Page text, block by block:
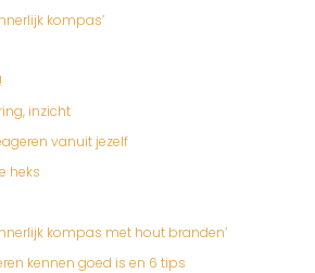
kompas’
inzicht
vanuit jezelf
heks
kompas met hout branden’
kennen goed is en 6 tips